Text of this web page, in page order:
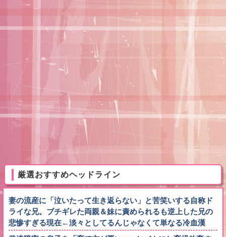
厳選おすすめヘッドライン
妻の流産に「泣いたって生き返らない」と苦笑いする自称ド
ライな兄。ブチギレた両親＆妹に責められるも逆上した兄の
悲惨すぎる現在←淡々としてるんじゃなくて単なる冷血漢